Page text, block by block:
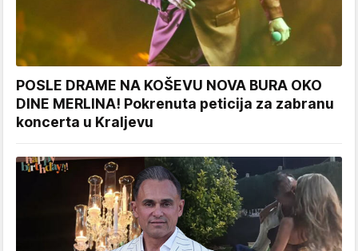
POSLE DRAME NA KOŠEVU NOVA BURA OKO
DINE MERLINA! Pokrenuta peticija za zabranu
koncerta u Kraljevu